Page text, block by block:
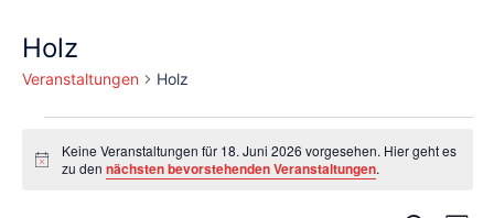
Holz
Veranstaltungen Holz
für
Hinweis
Keine Veranstaltungen für 18. Juni 2026 vorgesehen. Hier geht es
zu den nächsten bevorstehenden Veranstaltungen.